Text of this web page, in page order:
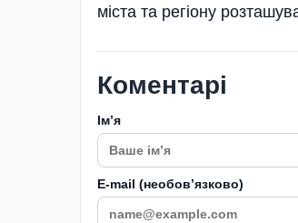
міста та регіону
Коментарі
Імʼя
E-mail (необовʼязково)